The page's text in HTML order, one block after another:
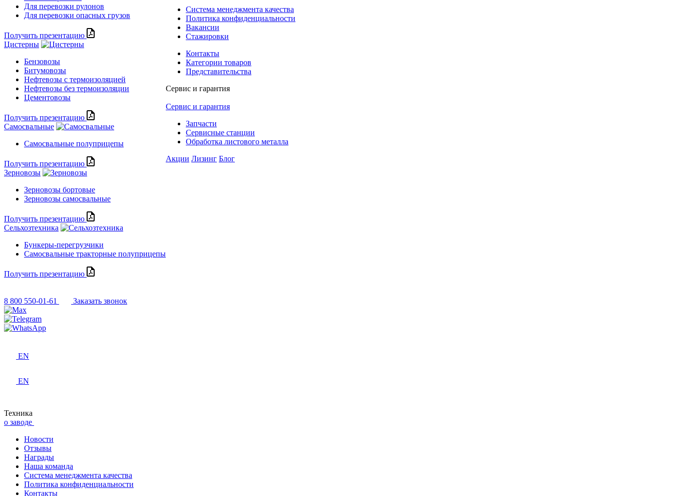
Для перевозки рулонов
Для перевозки опасных грузов
Получить презентацию
Цистерны
Бензовозы
Битумовозы
Нефтевозы с термоизоляцией
Нефтевозы без термоизоляции
Цементовозы
Получить презентацию
Самосвальные
Самосвальные полуприцепы
Получить презентацию
Зерновозы
Зерновозы бортовые
Зерновозы самосвальные
Получить презентацию
Сельхозтехника
Бункеры-перегрузчики
Самосвальные тракторные полуприцепы
Получить презентацию
Система менеджмента качества
Политика конфиденциальности
Вакансии
Стажировки
Контакты
Категории товаров
Представительства
Сервис и гарантия
Сервис и гарантия
Запчасти
Сервисные станции
Обработка листового металла
Акции Лизинг Блог
8 800 550-01-61 Заказать звонок
EN
EN
Техника
о заводе
Новости
Отзывы
Награды
Наша команда
Система менеджмента качества
Политика конфиденциальности
Контакты